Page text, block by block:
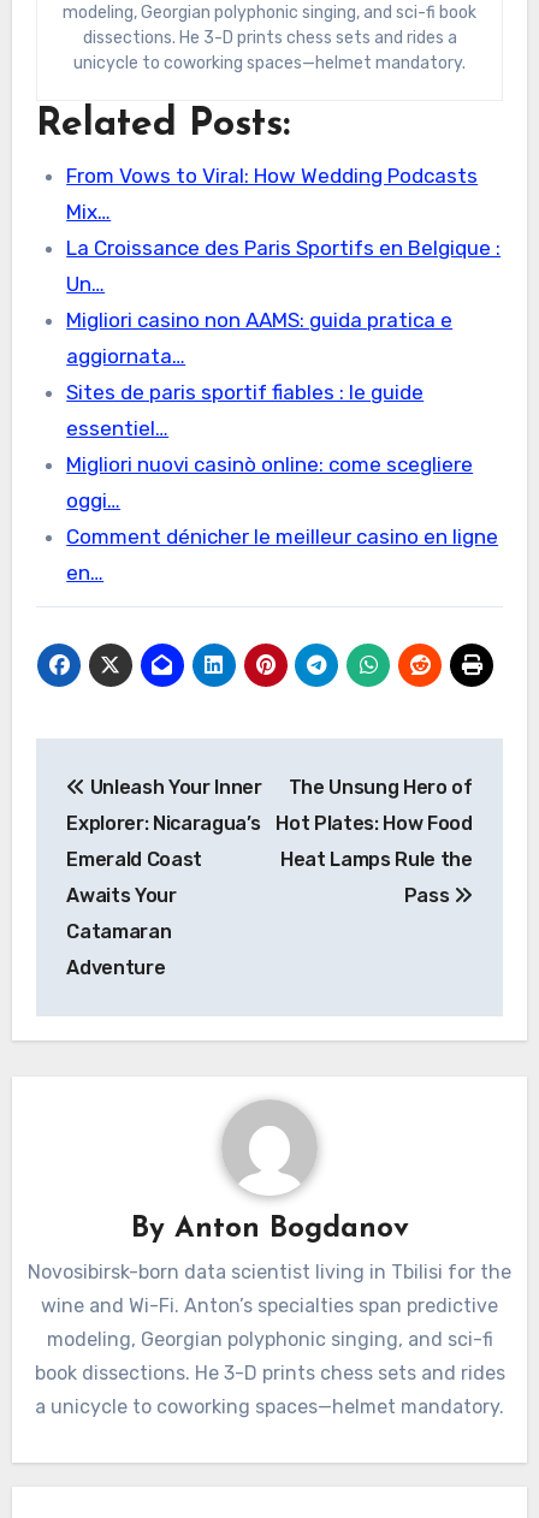
modeling, Georgian polyphonic singing, and sci-fi book
dissections. He 3-D prints chess sets and rides a
unicycle to coworking spaces—helmet mandatory.
Related Posts:
From Vows to Viral: How Wedding Podcasts
Mix…
La Croissance des Paris Sportifs en Belgique :
Un…
Migliori casino non AAMS: guida pratica e
aggiornata…
Sites de paris sportif fiables : le guide
essentiel…
Migliori nuovi casinò online: come scegliere
oggi…
Comment dénicher le meilleur casino en ligne
en…
navigation
Unleash Your Inner
Explorer: Nicaragua’s
Emerald Coast
Awaits Your
Catamaran
Adventure
The Unsung Hero of
Hot Plates: How Food
Heat Lamps Rule the
Pass
By Anton Bogdanov
Novosibirsk-born data scientist living in Tbilisi for the
wine and Wi-Fi. Anton’s specialties span predictive
modeling, Georgian polyphonic singing, and sci-fi
book dissections. He 3-D prints chess sets and rides
a unicycle to coworking spaces—helmet mandatory.